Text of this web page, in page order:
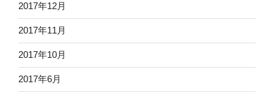
2017年12月
2017年11月
2017年10月
2017年6月